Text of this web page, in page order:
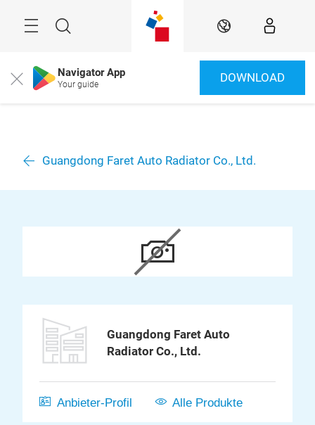
Suche DE
Close Navigator App
Your guide DOWNLOAD
Guangdong Faret Auto Radiator Co., Ltd.
Guangdong Faret Auto
Radiator Co., Ltd.
Anbieter-Profil Alle Produkte